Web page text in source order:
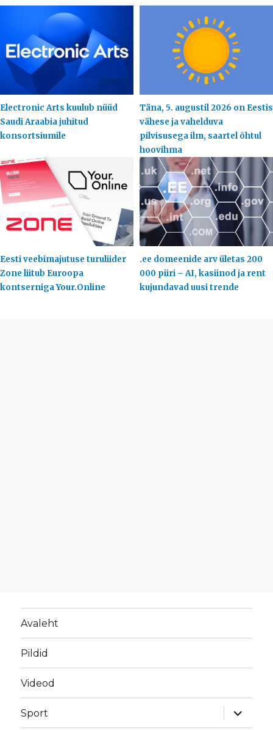
Electronic Arts kuulub nüüd
Saudi Araabia juhitud
konsortsiumile
Täna, 5. augustil 2026 on Eestis
vähese ja vahelduva
pilvisusega ilm, saartel õhtul
hoovihma
Eesti veebimajutuse turuliider
Zone liitub Euroopa
kontserniga Your.Online
.ee domeenide arv ületas 200
000 piiri – AI, kasiinod ja rent
kujundavad uusi trende
Avaleht
Pildid
Videod
Sport
laienda